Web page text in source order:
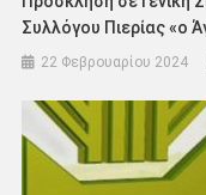
Συλλόγου Πιερίας «ο
22 Φεβρουαρίου 2024